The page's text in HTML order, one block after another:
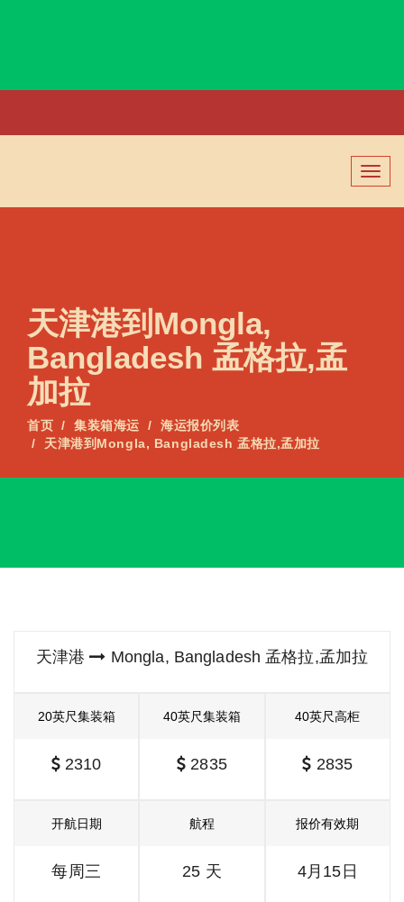
切
换
导
天津港到Mongla,
Bangladesh 孟格拉,孟
加拉
首页 集装箱海运
海运报价列表
天津港到Mongla, Bangladesh 孟格拉,孟加拉
天津港 Mongla, Bangladesh 孟格拉,孟加拉
20英尺集装箱
2310
40英尺集装箱
2835
40英尺高柜
2835
开航日期
每周三
航程
25 天
报价有效期
4月15日